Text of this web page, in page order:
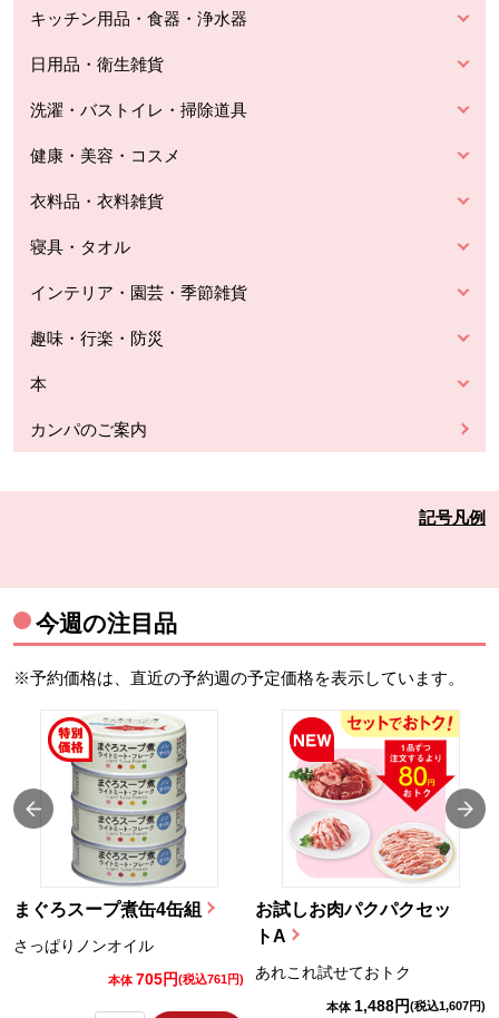
キッチン用品・食器・浄水器
日用品・衛生雑貨
洗濯・バストイレ・掃除道具
健康・美容・コスメ
衣料品・衣料雑貨
寝具・タオル
インテリア・園芸・季節雑貨
趣味・行楽・防災
本
カンパのご案内
記号凡例
今週の注目品
※予約価格は、直近の予約週の予定価格を表示しています。
まぐろスープ煮缶4缶組
さっぱりノンオイル
本体 705円(税込761円)
お試しお肉パクパクセッ
トA
あれこれ試せておトク
本体 1,488円(税込1,607円)